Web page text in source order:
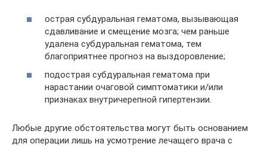
острая субдуральная гематома, вызывающая
сдавливание и смещение мозга; чем раньше
удалена субдуральная гематома, тем
благоприятнее прогноз на выздоровление;
подострая субдуральная гематома при
нарастании очаговой симптоматики и/или
признаках внутричерепной гипертензии.
Любые другие обстоятельства могут быть основанием
для операции лишь на усмотрение лечащего врача с